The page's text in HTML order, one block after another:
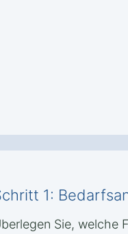
1:
Sie, welche